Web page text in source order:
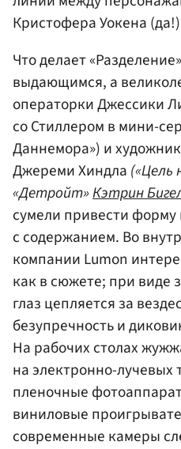
Кристофера Уокена
Что делает
выдающимся, а
операторки Джессики
со Стиллером в мини-
Даннемора») и
Джереми Хиндла («Цель
«Детройт»Кэтрин
сумели привести форму
с содержанием. Во
компании Lumon
как в сюжете; при
глаз цепляется за
безупречность и
На рабочих столах
на электронно-
пленочные
виниловые
современные камеры